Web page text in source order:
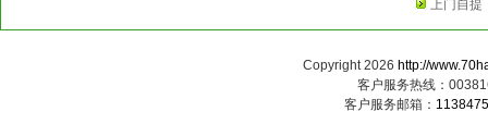
上门自提
Copyright 2026 http://
客户服务热线：
客户服务邮箱：